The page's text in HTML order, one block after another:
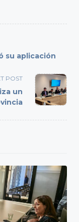
su aplicación
POST
un